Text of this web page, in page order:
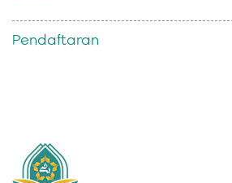
Pendaftaran